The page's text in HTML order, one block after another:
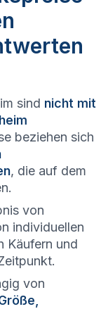
sind nicht mit
beziehen sich
, die auf dem
von
individuellen
Käufern und
von